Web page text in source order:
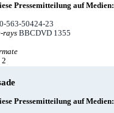
Pressemitteilung auf Medien:
563-50424-23
rays BBCDVD 1355
2
Pressemitteilung auf Medien: